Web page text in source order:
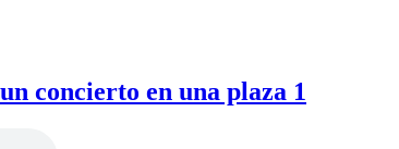
concierto en una plaza 1